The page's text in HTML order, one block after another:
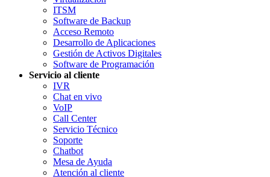
ITSM
Software de Backup
Acceso Remoto
Desarrollo de Aplicaciones
Gestión de Activos Digitales
Software de Programación
Servicio al cliente
IVR
Chat en vivo
VoIP
Call Center
Servicio Técnico
Soporte
Chatbot
Mesa de Ayuda
Atención al cliente